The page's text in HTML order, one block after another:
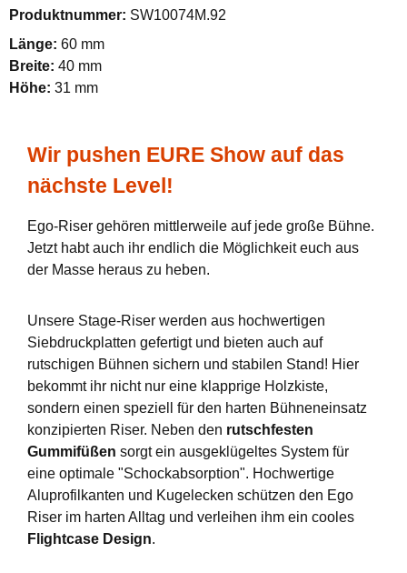
Produktnummer: SW10074M.92
Länge: 60 mm
Breite: 40 mm
Höhe: 31 mm
Wir pushen EURE Show auf das
nächste Level!
Ego-Riser gehören mittlerweile auf jede große Bühne.
Jetzt habt auch ihr endlich die Möglichkeit euch aus
der Masse heraus zu heben.
Unsere Stage-Riser werden aus hochwertigen
Siebdruckplatten gefertigt und bieten auch auf
rutschigen Bühnen sichern und stabilen Stand! Hier
bekommt ihr nicht nur eine klapprige Holzkiste,
sondern einen speziell für den harten Bühneneinsatz
konzipierten Riser. Neben den rutschfesten
Gummifüßen sorgt ein ausgeklügeltes System für
eine optimale "Schockabsorption". Hochwertige
Aluprofilkanten und Kugelecken schützen den Ego
Riser im harten Alltag und verleihen ihm ein cooles
Flightcase Design.